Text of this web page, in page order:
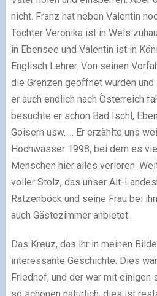
nicht. Franz hat neben Valentin
Tochter Veronika ist in Wels
in Ebensee und Valentin ist in
Englisch Lehrer. Von seinen
die Grenzen geöffnet wurden
er auch endlich nach Österreich
besuchte er schon Bad Ischl,
Goisern usw….. Er erzählte uns
Hochwasser 1998, bei dem es
Menschen hier alles verloren.
voller Stolz, das unser Alt-
Ratzenböck und seine Frau bei
auch Gästezimmer anbietet.
Das Kreuz, das ihr in meinen
interessante Geschichte. Dies
Friedhof, und der war mit einigen